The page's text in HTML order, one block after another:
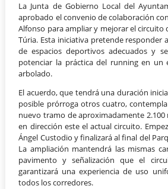
La Junta de Gobierno Local del
aprobado el convenio de colaboración
Alfonso para ampliar y mejorar el circuito
Túria. Esta iniciativa pretende responder
de espacios deportivos adecuados y
potenciar la práctica del running en un
arbolado.
El acuerdo, que tendrá una duración
posible prórroga otros cuatro,
nuevo tramo de aproximadamente
en dirección este el actual circuito.
Ángel Custodio y finalizará al final del
La ampliación mantendrá las mismas
pavimento y señalización que el
garantizará una experiencia de uso
todos los corredores.